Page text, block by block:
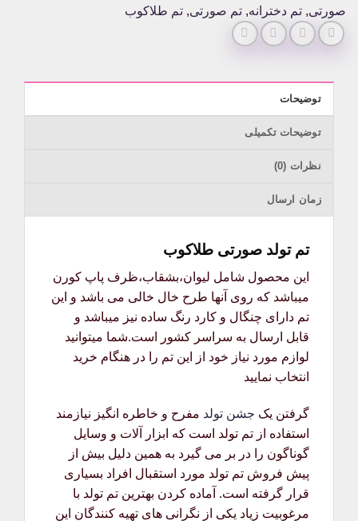
صورتی, تم دخترانه, تم صورتی, تم طلاکوب
توضیحات
توضیحات تکمیلی
نظرات (0)
زمان ارسال
تم تولد صورتی طلاکوب
این محصول شامل لیوان،بشقاب،ظرف پاپ کورن
میباشد که روی آنها طرح خال خالی می باشد و این
تم دارای چنگال و کارد رنگ ساده نیز میباشد و
قابل ارسال به سراسر کشور است.شما میتوانید
لوازم مورد نیاز خود از این تم را در هنگام خرید
انتخاب نمایید
گرفتن یک جشن تولد مفرح و خاطره انگیز نیازمند
استفاده از تم تولد است که ابزار آلات و وسایل
گوناگون را در بر می گیرد به همین دلیل بیش از
پیش فروش تم تولد مورد استقبال افراد بسیاری
قرار گرفته است. آماده کردن بهترین تم تولد با
مرغوبیت زیاد یکی از نگرانی های تهیه کنندگان این